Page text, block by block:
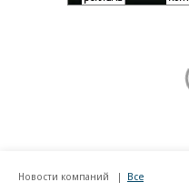
Новости компаний Все